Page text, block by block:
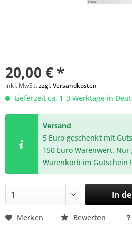
20,00 € *
inkl. MwSt.zzgl. Versandkosten
Lieferzeit ca. 1-3 Werktage in
Versand
5 Euro geschenkt mit
150 Euro Warenwert.
Warenkorb im Gutschein
In
Merken Bewerten